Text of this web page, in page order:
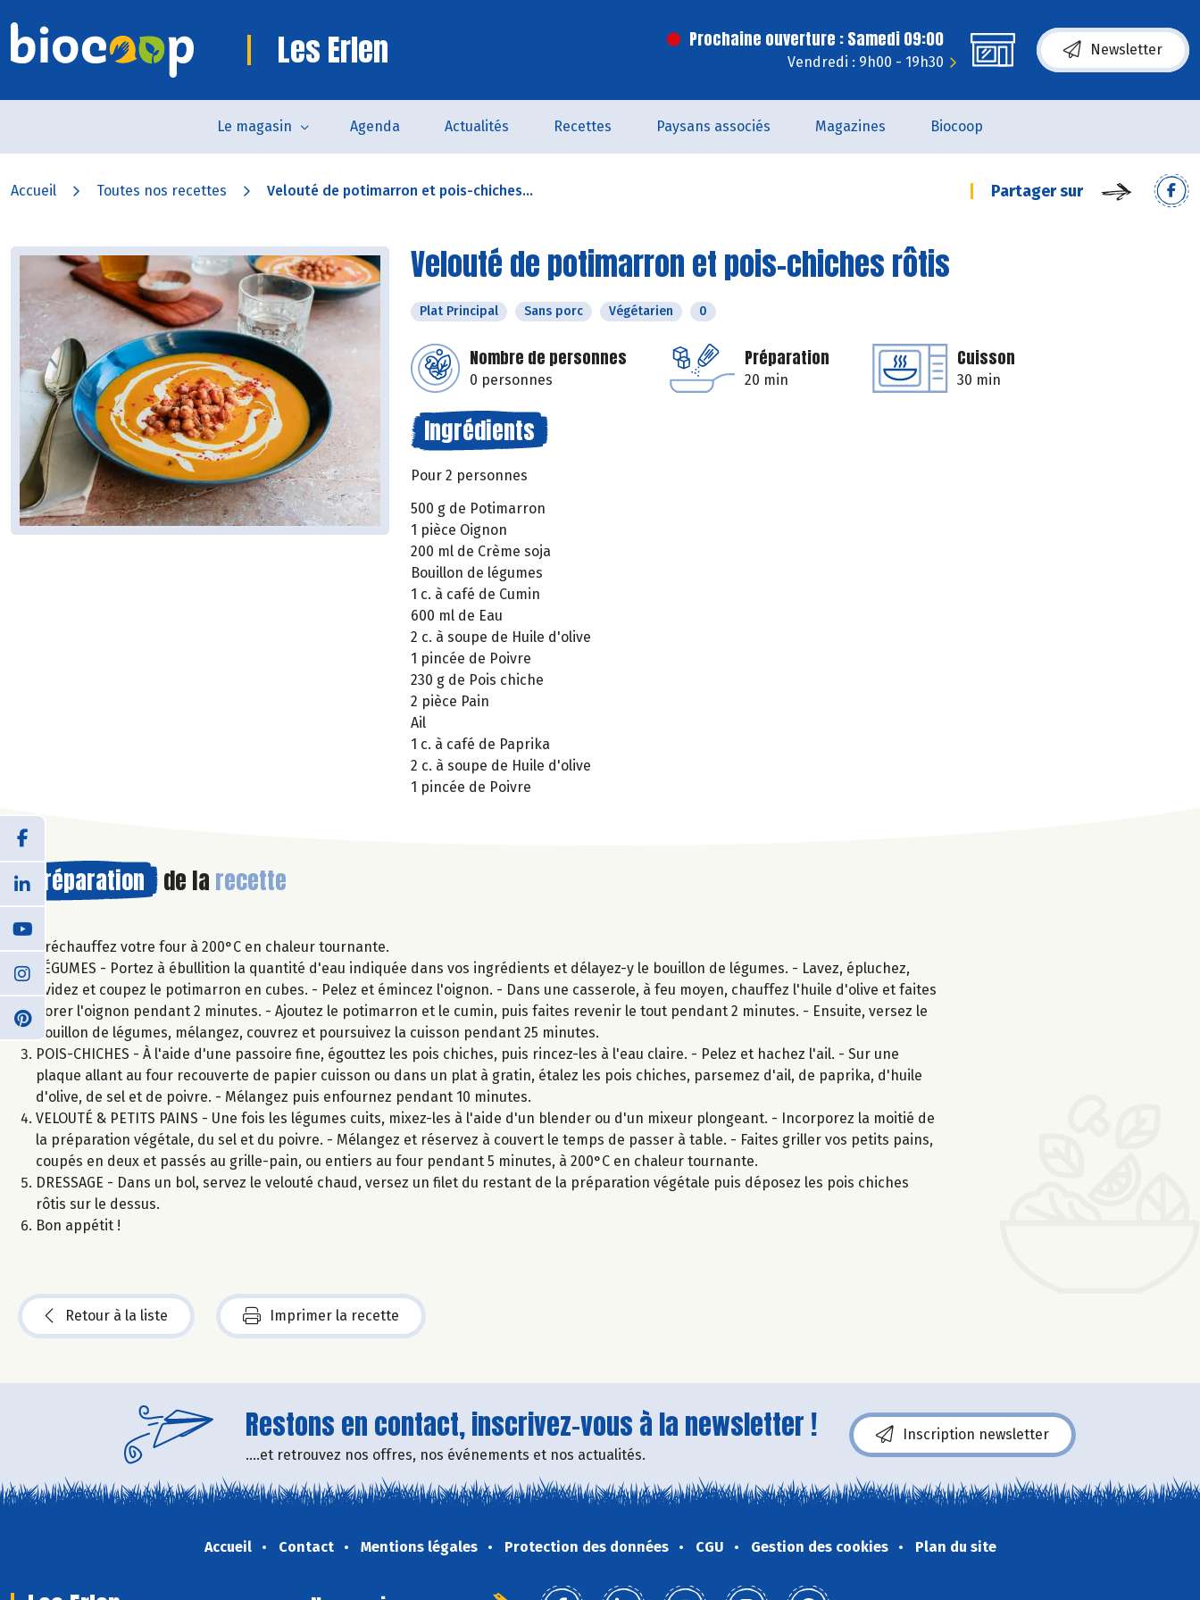
Les Erlen Prochaine ouverture : Samedi 09:00
Vendredi : 9h00 - 19h30
Newsletter
Le magasin Agenda Actualités Recettes Paysans associés Magazines Biocoop
Accueil Toutes nos recettes Velouté de potimarron et pois-chiches... Partager sur
Velouté de potimarron et pois-chiches rôtis
Plat Principal Sans porc Végétarien 0
Nombre de personnes
0 personnes
Préparation
20 min
Cuisson
30 min
Ingrédients
Pour 2 personnes
500 g de Potimarron
1 pièce Oignon
200 ml de Crème soja
Bouillon de légumes
1 c. à café de Cumin
600 ml de Eau
2 c. à soupe de Huile d'olive
1 pincée de Poivre
230 g de Pois chiche
2 pièce Pain
Ail
1 c. à café de Paprika
2 c. à soupe de Huile d'olive
1 pincée de Poivre
Préparation de la recette
Préchauffez votre four à 200°C en chaleur tournante.
LÉGUMES - Portez à ébullition la quantité d'eau indiquée dans vos ingrédients et délayez-y le bouillon de légumes. - Lavez, épluchez,
évidez et coupez le potimarron en cubes. - Pelez et émincez l'oignon. - Dans une casserole, à feu moyen, chauffez l'huile d'olive et faites
dorer l'oignon pendant 2 minutes. - Ajoutez le potimarron et le cumin, puis faites revenir le tout pendant 2 minutes. - Ensuite, versez le
bouillon de légumes, mélangez, couvrez et poursuivez la cuisson pendant 25 minutes.
POIS-CHICHES - À l'aide d'une passoire fine, égouttez les pois chiches, puis rincez-les à l'eau claire. - Pelez et hachez l'ail. - Sur une
plaque allant au four recouverte de papier cuisson ou dans un plat à gratin, étalez les pois chiches, parsemez d'ail, de paprika, d'huile
d'olive, de sel et de poivre. - Mélangez puis enfournez pendant 10 minutes.
VELOUTÉ & PETITS PAINS - Une fois les légumes cuits, mixez-les à l'aide d'un blender ou d'un mixeur plongeant. - Incorporez la moitié de
la préparation végétale, du sel et du poivre. - Mélangez et réservez à couvert le temps de passer à table. - Faites griller vos petits pains,
coupés en deux et passés au grille-pain, ou entiers au four pendant 5 minutes, à 200°C en chaleur tournante.
DRESSAGE - Dans un bol, servez le velouté chaud, versez un filet du restant de la préparation végétale puis déposez les pois chiches
rôtis sur le dessus.
Bon appétit !
Retour à la liste Imprimer la recette
Restons en contact, inscrivez-vous à la newsletter !
....et retrouvez nos offres, nos événements et nos actualités.
Inscription newsletter
Accueil Contact Mentions légales Protection des données CGU Gestion des cookies Plan du site